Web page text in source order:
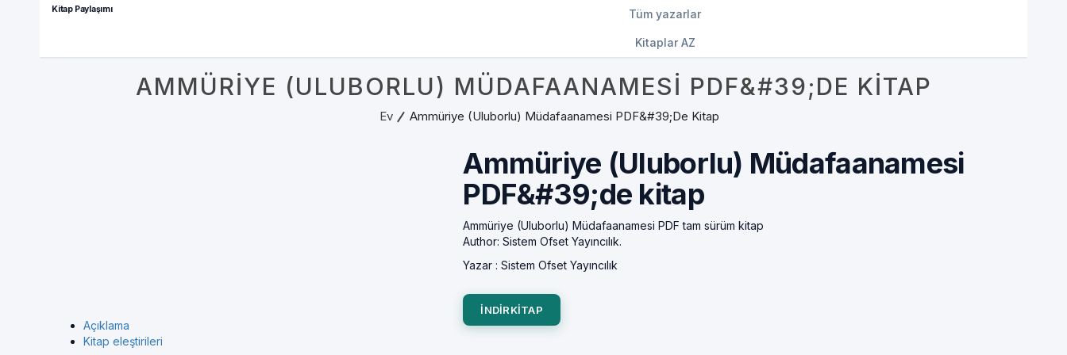
Kitap Paylaşımı Tüm yazarlar
Kitaplar AZ
AMMÜRIYE (ULUBORLU) MÜDAFAANAMESI PDF&#39;DE KITAP
Ev Ammüriye (Uluborlu) Müdafaanamesi PDF&#39;de Kitap
Ammüriye (Uluborlu) Müdafaanamesi
PDF&#39;de kitap
Ammüriye (Uluborlu) Müdafaanamesi PDF tam sürüm kitap
Author: Sistem Ofset Yayıncılık.
Yazar :Sistem Ofset Yayıncılık
INDIRKITAP
Açıklama
Kitap eleştirileri